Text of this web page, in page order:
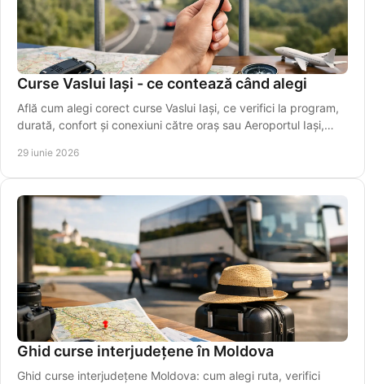
Curse Vaslui Iași - ce contează când alegi
Află cum alegi corect curse Vaslui Iași, ce verifici la program,
durată, confort și conexiuni către oraș sau Aeroportul Iași,
29 iunie 2026
Ghid curse interjudețene în Moldova
Ghid curse interjudețene Moldova: cum alegi ruta, verifici